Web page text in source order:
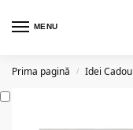
MENU
Prima pagină / Idei Cadou